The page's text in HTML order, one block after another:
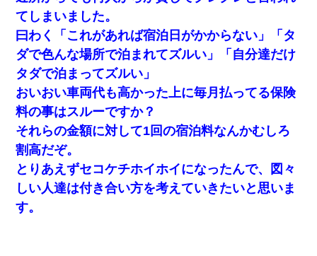
「パワハラを受けたから思い切って転職した」とSNSで呟いた
ら、速攻でパワハラかました元上司がLINEを送ってきた。
隣の部屋の住民の母親、オートロックを突破してマンションに入
り込んできたみたいで、ずっとドアの前で喚いてて滅茶苦茶うる
さかった。
わい(42)渋谷の夜のサービスで19の女の子にゴックンさせた結果
ｗｗｗｗｗｗｗｗ
妻と同居し始めたときから、よく妻が「どこかで音漏れしてな
い？音楽聞こえる」と言っていて…
医者「糖尿病で余命1年です」 ワイ「知らんわｗどうせ死ぬなら
食べる量増やすわｗ」→結果ｗｗｗｗｗ
てしまいました。
曰わく「これがあれば宿泊日がかからない」「タ
ダで色んな場所で泊まれてズルい」「自分達だけ
タダで泊まってズルい」
おいおい車両代も高かった上に毎月払ってる保険
料の事はスルーですか？
それらの金額に対して1回の宿泊料なんかむしろ
割高だぞ。
とりあえずセコケチホイホイになったんで、図々
しい人達は付き合い方を考えていきたいと思いま
す。